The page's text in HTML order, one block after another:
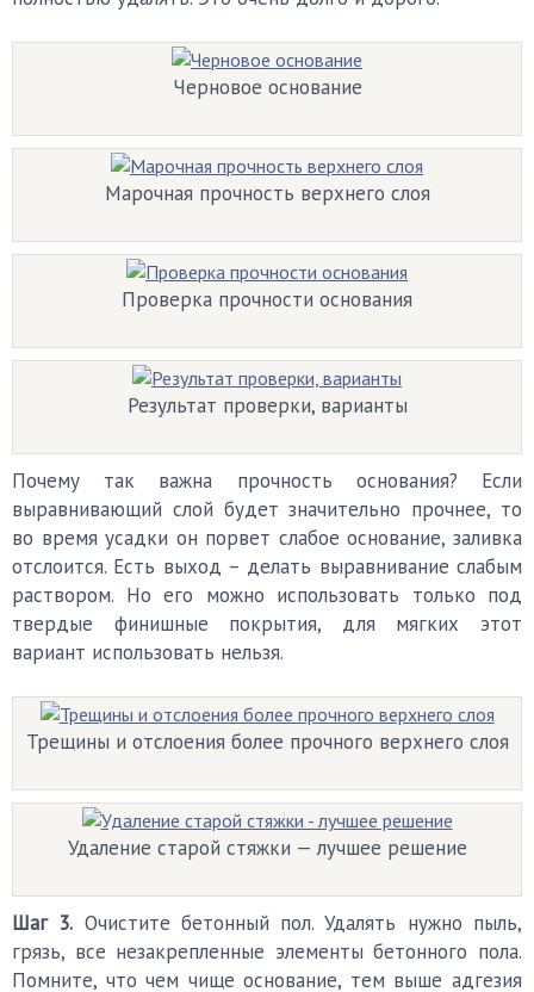
Черновое основание
Марочная прочность верхнего слоя
Проверка прочности основания
Результат проверки, варианты
Почему так важна прочность основания? Если
выравнивающий слой будет значительно прочнее, то
во время усадки он порвет слабое основание, заливка
отслоится. Есть выход – делать выравнивание слабым
раствором. Но его можно использовать только под
твердые финишные покрытия, для мягких этот
вариант использовать нельзя.
Трещины и отслоения более прочного верхнего слоя
Удаление старой стяжки — лучшее решение
Шаг 3. Очистите бетонный пол. Удалять нужно пыль,
грязь, все незакрепленные элементы бетонного пола.
Помните, что чем чище основание, тем выше адгезия